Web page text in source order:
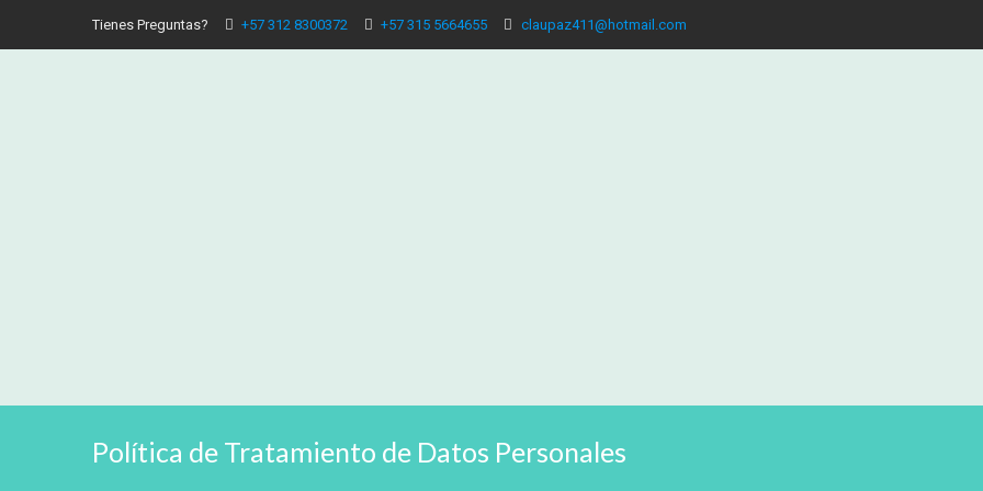
Tienes Preguntas? +57 312 8300372 +57 315 5664655 claupaz411@hotmail.com
Política de Tratamiento de Datos Personales